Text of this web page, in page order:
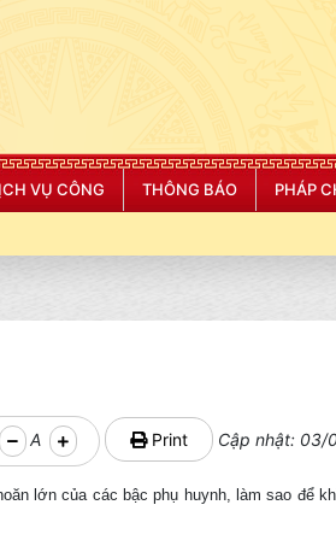
VỤ CÔNG THÔNG BÁO PHÁP
A Print Cập nhật: 03/
lớn của các bậc phụ huynh, làm sao để